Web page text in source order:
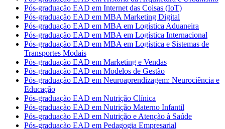
Pós-graduação EAD em Internet das Coisas (IoT)
Pós-graduação EAD em MBA Marketing Digital
Pós-graduação EAD em MBA em Logística Aduaneira
Pós-graduação EAD em MBA em Logística Internacional
Pós-graduação EAD em MBA em Logística e Sistemas de
Transportes Modais
Pós-graduação EAD em Marketing e Vendas
Pós-graduação EAD em Modelos de Gestão
Pós-graduação EAD em Neuroaprendizagem: Neurociência e
Educação
Pós-graduação EAD em Nutrição Clínica
Pós-graduação EAD em Nutrição Materno Infantil
Pós-graduação EAD em Nutrição e Atenção à Saúde
Pós-graduação EAD em Pedagogia Empresarial